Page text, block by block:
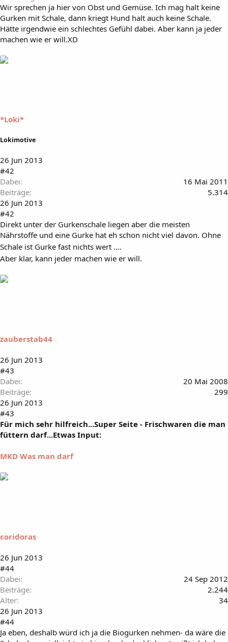
Wir sprechen ja hier von Obst und Gemüse. Ich mag halt keine
Gurken mit Schale, dann kriegt Hund halt auch keine Schale.
Hätte irgendwie ein schlechtes Gefühl dabei. Aber kann ja jeder
machen wie er will.XD
*Loki*
Lokimotive
26 Jun 2013
#42
Dabei
16 Mai 2011
Beiträge
5.314
26 Jun 2013
#42
Direkt unter der Gurkenschale liegen aber die meisten
Nährstoffe und eine Gurke hat eh schon nicht viel davon. Ohne
Schale ist Gurke fast nichts wert ....
Aber klar, kann jeder machen wie er will.
zauberstab44
26 Jun 2013
#43
Dabei
20 Mai 2008
Beiträge
299
26 Jun 2013
#43
Für mich sehr hilfreich...Super Seite - Frischwaren die man
füttern darf...Etwas Input:
MKD Was man darf
coridoras
26 Jun 2013
#44
Dabei
24 Sep 2012
Beiträge
2.244
Alter
34
26 Jun 2013
#44
Ja eben, deshalb würd ich ja die Biogurken nehmen- da wäre die